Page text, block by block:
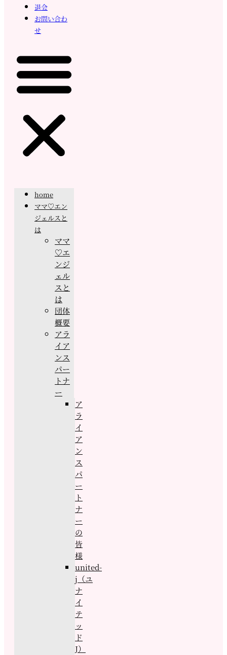
退会
お問い合わ
せ
home
ママ♡エン
ジェルスと
は
ママ
♡エ
ンジ
ェル
スと
は
団体
概要
アラ
イア
ンス
パー
トナ
ー
ア
ラ
イ
ア
ン
ス
パ
ー
ト
ナ
ー
の
皆
様
united-
j（ユ
ナ
イ
テ
ッ
ド
J）